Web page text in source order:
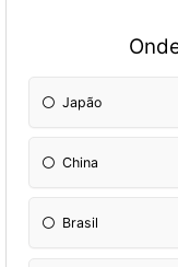
Japão
China
Brasil